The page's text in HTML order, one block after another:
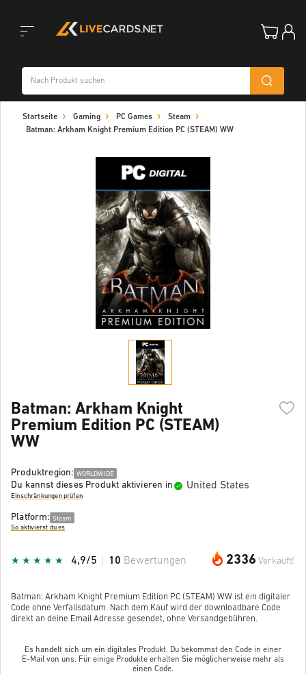
navigation
Startseite Gaming PC Games
Steam
Batman: Arkham Knight Premium Edition PC (STEAM) WW
Batman: Arkham Knight
Premium Edition PC (STEAM)
WW
Produktregion: WORLDWIDE
Du kannst dieses Produkt aktivieren in United States
Einschränkungen prüfen
Platform: Steam
So aktivierst du es
2336 Verkauft!
4,9/5 10 Bewertungen
Batman: Arkham Knight Premium Edition PC (STEAM) WW ist ein digitaler
Code ohne Verfallsdatum. Nach dem Kauf wird der downloadbare Code
direkt an deine Email Adresse gesendet, ohne Versandgebühren.
Es handelt sich um ein digitales Produkt. Du bekommst den Code in einer
E-Mail von uns. Für einige Produkte erhalten Sie möglicherweise mehr als
einen Code.